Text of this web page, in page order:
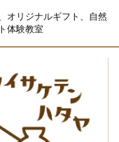
オリジナルギフト、自然
体験教室